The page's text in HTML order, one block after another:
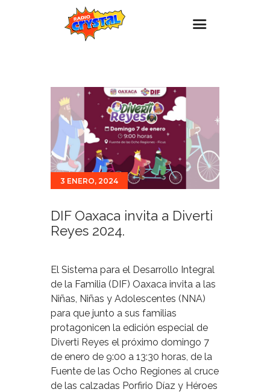
Estaciones
Eventos
Promociones
Noticias
Para ti
3 ENERO, 2024
DIF Oaxaca invita a Diverti
Reyes 2024.
El Sistema para el Desarrollo Integral
de la Familia (DIF) Oaxaca invita a las
Niñas, Niñas y Adolescentes (NNA)
para que junto a sus familias
protagonicen la edición especial de
Diverti Reyes el próximo domingo 7
de enero de 9:00 a 13:30 horas, de la
Fuente de las Ocho Regiones al cruce
de las calzadas Porfirio Díaz y Héroes